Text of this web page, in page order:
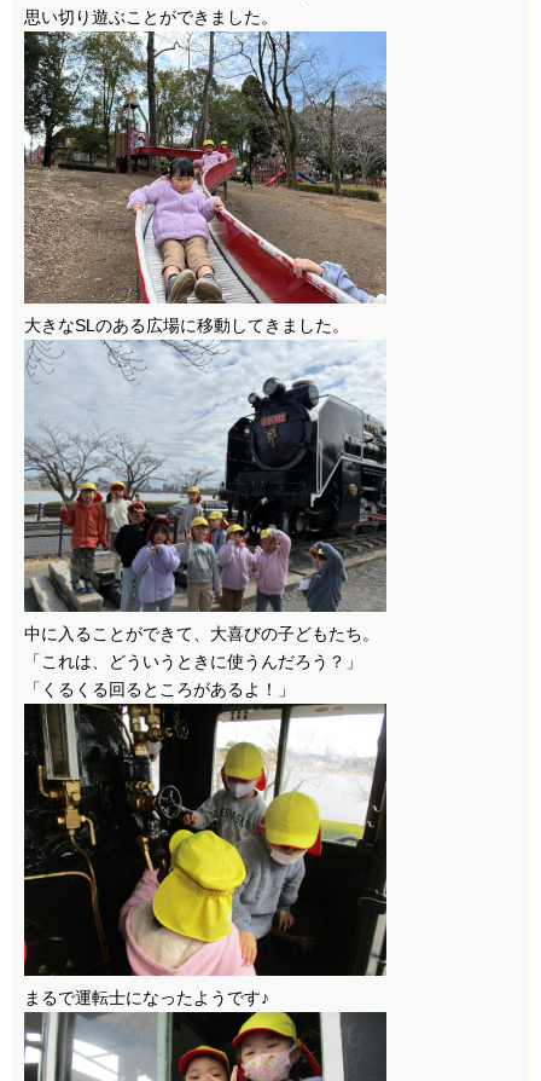
思い切り遊ぶことができました。
大きなSLのある広場に移動してきました。
中に入ることができて、大喜びの子どもたち。
「これは、どういうときに使うんだろう？」
「くるくる回るところがあるよ！」
まるで運転士になったようです♪